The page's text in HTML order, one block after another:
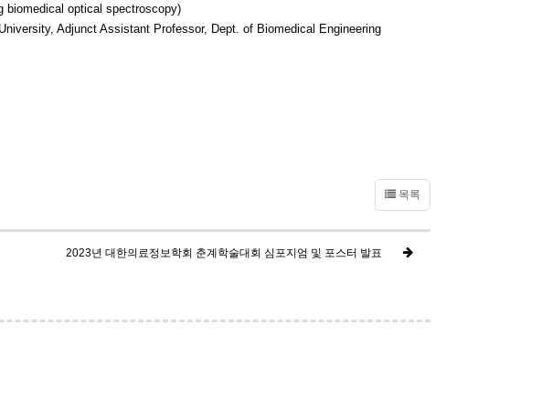
biomedical optical spectroscopy)
Adjunct Assistant Professor, Dept. of Biomedical Engineering
목록
2023년 대한의료정보학회 춘계학술대회 심포지엄 및 포스터 발표